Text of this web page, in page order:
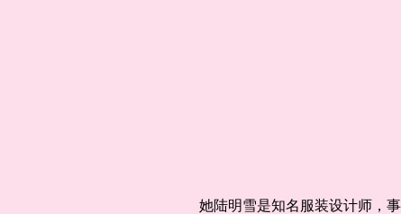
她陆明雪是知名服装设计师，事